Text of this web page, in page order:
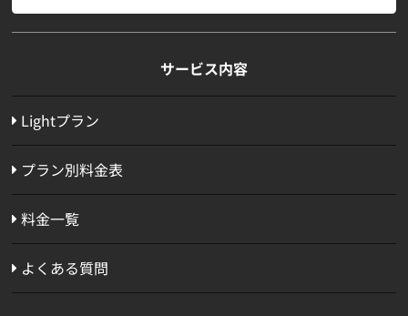
サービス内容
Lightプラン
プラン別料金表
料金一覧
よくある質問